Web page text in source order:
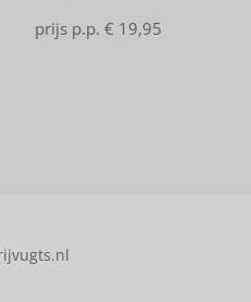
prijs p.p. € 19,95